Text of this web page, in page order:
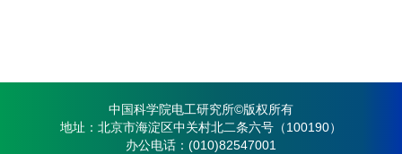
中国科学院电工研究所©版权所有
地址：北京市海淀区中关村北二条六号（100190）
办公电话：(010)82547001